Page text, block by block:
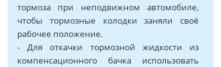
тормоза при неподвижном автомобиле,
чтобы тормозные колодки заняли своё
рабочее положение.
- Для откачки тормозной жидкости из
компенсационного бачка использовать